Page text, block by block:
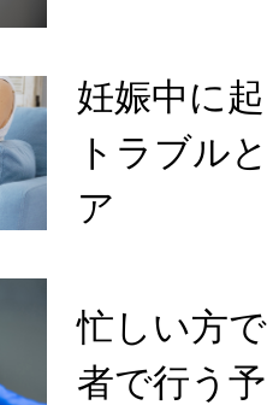
妊娠中に
トラブル
ア
忙しい方
者で行う